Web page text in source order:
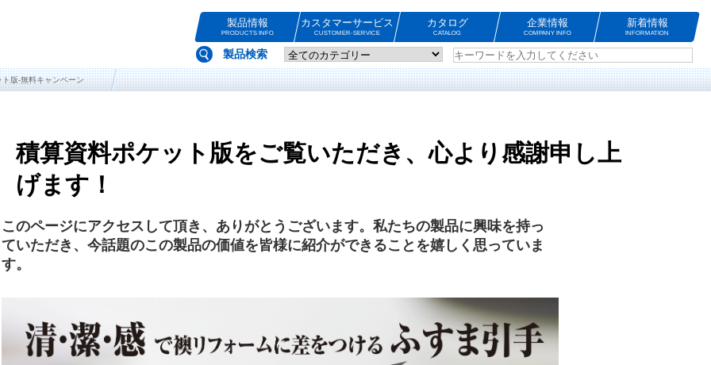
製品情報
PRODUCTS INFO
カスタマーサービス
CUSTOMER-SERVICE
カタログ
CATALOG
企業情報
COMPANY INFO
新着情報
INFORMATION
製品検索
版-無料キャンペーン
積算資料ポケット版をご覧いただき、心より感謝申し上
げます！
このページにアクセスして頂き、ありがとうございます。私たちの製品に興味を持っ
ていただき、今話題のこの製品の価値を皆様に紹介ができることを嬉しく思っていま
す。